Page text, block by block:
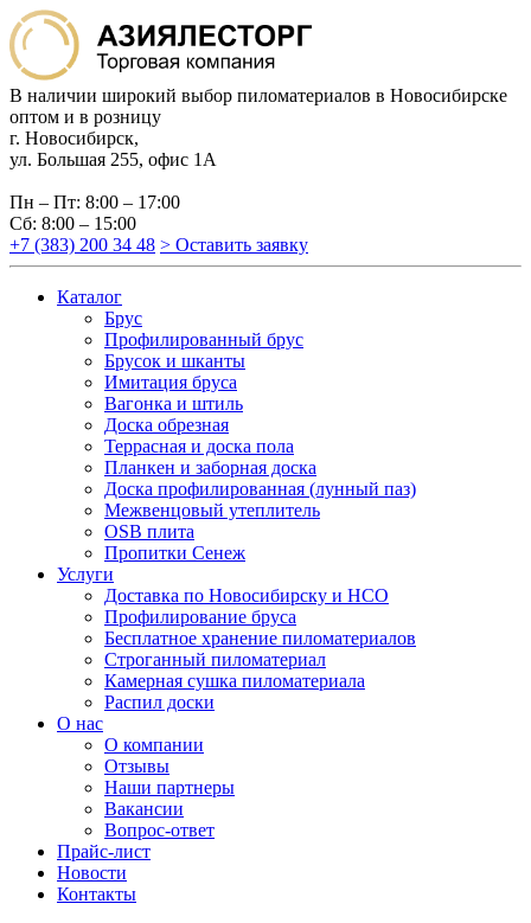
В наличии широкий выбор пиломатериалов в Новосибирске
оптом и в розницу
г. Новосибирск,
ул. Большая 255, офис 1А
Пн – Пт: 8:00 – 17:00
Сб: 8:00 – 15:00
+7 (383) 200 34 48 > Оставить заявку
Каталог
Брус
Профилированный брус
Брусок и шканты
Имитация бруса
Вагонка и штиль
Доска обрезная
Террасная и доска пола
Планкен и заборная доска
Доска профилированная (лунный паз)
Межвенцовый утеплитель
OSB плита
Пропитки Сенеж
Услуги
Доставка по Новосибирску и НСО
Профилирование бруса
Бесплатное хранение пиломатериалов
Строганный пиломатериал
Камерная сушка пиломатериала
Распил доски
О нас
О компании
Отзывы
Наши партнеры
Вакансии
Вопрос-ответ
Прайс-лист
Новости
Контакты